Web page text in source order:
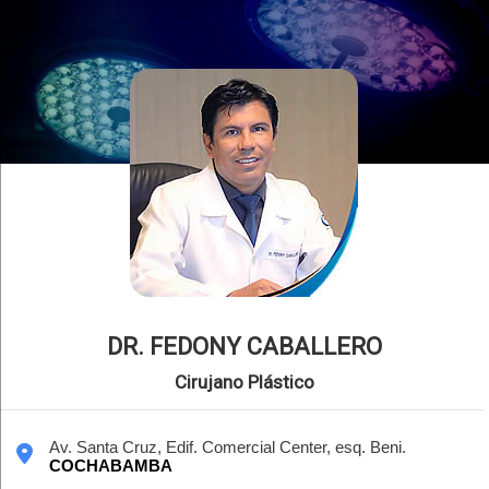
DR. FEDONY CABALLERO
Cirujano Plástico
Av. Santa Cruz, Edif. Comercial Center, esq. Beni.
COCHABAMBA